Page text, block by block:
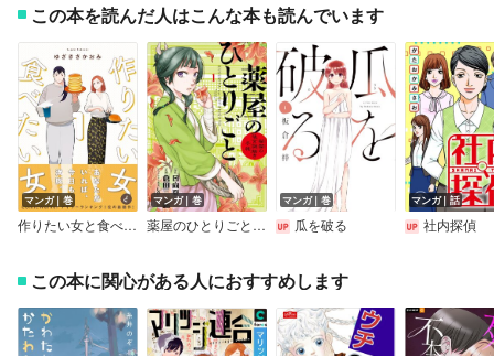
この本を読んだ人はこんな本も読んでいます
マンガ｜巻
作りたい女と食べたい女
マンガ｜巻
薬屋のひとりごと～猫猫の後宮謎解き手帳～
マンガ｜巻
瓜を破る
マンガ｜話
社内探偵
この本に関心がある人におすすめします